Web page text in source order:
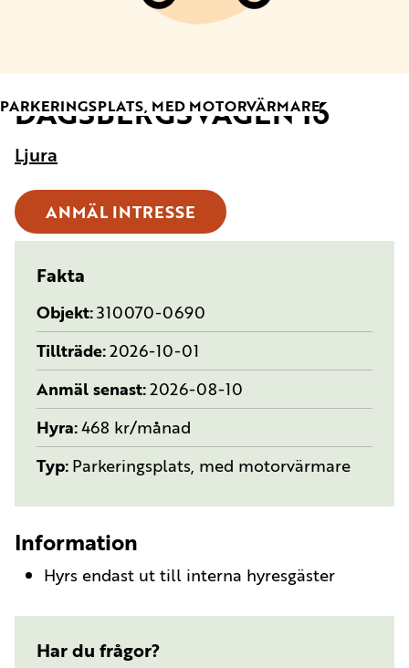
TYP:
PARKERINGSPLATS, MED MOTORVÄRMARE
DAGSBERGSVÄGEN 16
Ljura
ANMÄL INTRESSE
Fakta
Objekt 310070-0690
Tillträde 2026-10-01
Anmäl senast 2026-08-10
Hyra 468 kr/månad
Typ Parkeringsplats, med motorvärmare
Information
Hyrs endast ut till interna hyresgäster
Har du frågor?